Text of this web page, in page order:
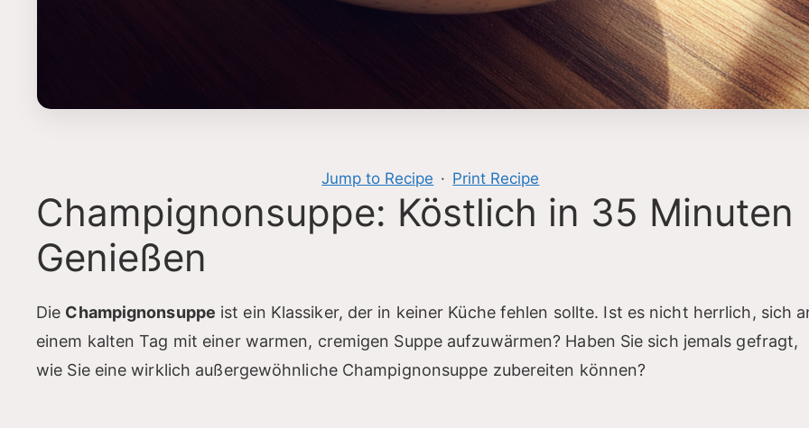
Jump to Recipe · Print Recipe
Champignonsuppe: Köstlich in 35 Minuten
Genießen
Die Champignonsuppe ist ein Klassiker, der in keiner Küche fehlen sollte. Ist es nicht herrlich, sich
einem kalten Tag mit einer warmen, cremigen Suppe aufzuwärmen? Haben Sie sich jemals gefragt,
wie Sie eine wirklich außergewöhnliche Champignonsuppe zubereiten können?